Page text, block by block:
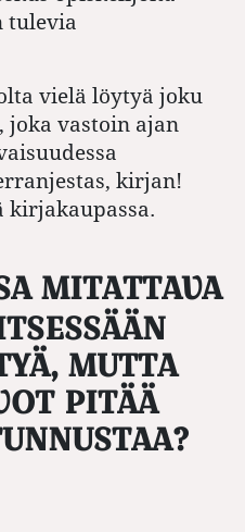
tulevia
vielä löytyä joku
joka vastoin ajan
kirjan!
kirjakaupassa.
MUTTA
PITÄÄ